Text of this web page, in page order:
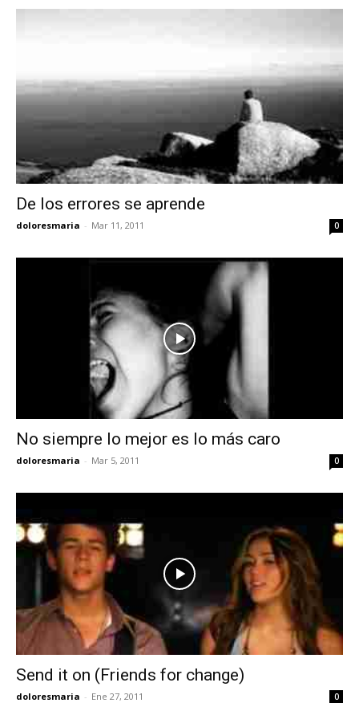
De los errores se aprende
doloresmaria - Mar 11, 2011 0
No siempre lo mejor es lo más caro
doloresmaria - Mar 5, 2011 0
Send it on (Friends for change)
doloresmaria - Ene 27, 2011 0